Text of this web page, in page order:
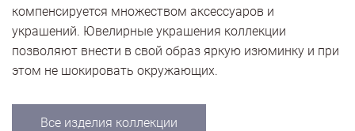
компенсируется множеством аксессуаров и
украшений. Ювелирные украшения коллекции
позволяют внести в свой образ яркую изюминку и при
этом не шокировать окружающих.
Все изделия коллекции